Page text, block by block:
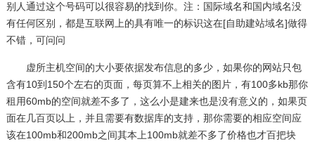
别人通过这个号码可以很容易的找到你。注：国际域名和国内域名没
有任何区别，都是互联网上的具有唯一的标识这在[自助建站域名]做得
不错，可问问
虚所主机空间的大小要依据发布信息的多少，如果你的网站只包
含有10到150个左右的页面，每页算不上相关的图片，有100多kb那你
租用60mb的空间就差不多了，这么小是建来也是没有意义的，如果页
面在几百页以上，并且需要有数据库的支持，那你需要的相应空间应
该在100mb和200mb之间其本上100mb就差不多了价格也才百把块